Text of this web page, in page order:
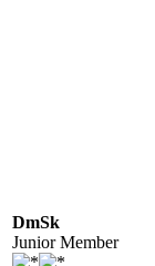
DmSk
Junior Member